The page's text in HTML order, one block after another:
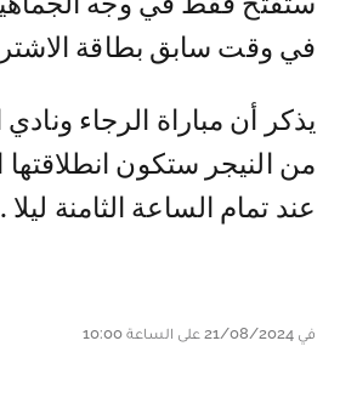
في وقت سابق بطاقة
يذكر أن مباراة الرجاء
من النيجر ستكون
عند تمام الساعة الثامنة ليلا .
في 21/08/2024 على الساعة 10:00